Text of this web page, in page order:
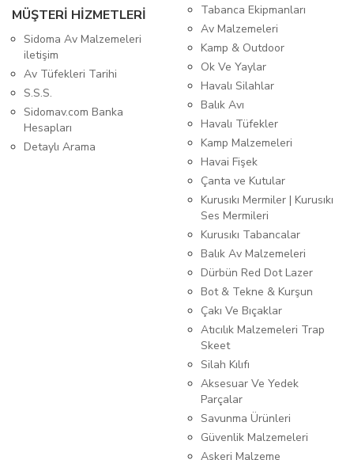
MÜŞTERİ HİZMETLERİ
Sidoma Av Malzemeleri
iletişim
Av Tüfekleri Tarihi
S.S.S.
Sidomav.com Banka
Hesapları
Detaylı Arama
Tabanca Ekipmanları
Av Malzemeleri
Kamp & Outdoor
Ok Ve Yaylar
Havalı Silahlar
Balık Avı
Havalı Tüfekler
Kamp Malzemeleri
Havai Fişek
Çanta ve Kutular
Kurusıkı Mermiler | Kurusıkı
Ses Mermileri
Kurusıkı Tabancalar
Balık Av Malzemeleri
Dürbün Red Dot Lazer
Bot & Tekne & Kurşun
Çakı Ve Bıçaklar
Atıcılık Malzemeleri Trap
Skeet
Silah Kılıfı
Aksesuar Ve Yedek
Parçalar
Savunma Ürünleri
Güvenlik Malzemeleri
Askeri Malzeme